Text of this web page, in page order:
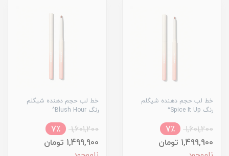
خط لب حجم دهنده شیگلم
رنگ Spice It Up^
1,601,200
7٪
1,499,900 تومان
خط لب حجم دهنده شیگلم
رنگ Blush Hour^
1,601,200
7٪
1,499,900 تومان